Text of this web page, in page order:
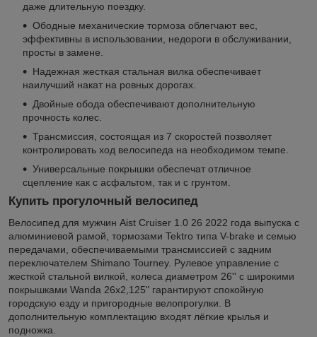
даже длительную поездку.
Ободные механические тормоза облегчают вес,
эффективны в использовании, недороги в обслуживании,
просты в замене.
Надежная жесткая стальная вилка обеспечивает
наилучший накат на ровных дорогах.
Двойные обода обеспечивают дополнительную
прочность колес.
Трансмиссия, состоящая из 7 скоростей позволяет
контролировать ход велосипеда на необходимом темпе.
Универсальные покрышки обеспечат отличное
сцепление как с асфальтом, так и с грунтом.
Купить прогулочный велосипед
Велосипед для мужчин Aist Cruiser 1.0 26 2022 года выпуска с
алюминиевой рамой, тормозами Tektro типа V-brake и семью
передачами, обеспечиваемыми трансмиссией с задним
переключателем Shimano Tourney. Рулевое управление с
жесткой стальной вилкой, колеса диаметром 26'' с широкими
покрышками Wanda 26х2,125" гарантируют спокойную
городскую езду и пригородные велопрогулки. В
дополнительную комплектацию входят лёгкие крылья и
подножка.